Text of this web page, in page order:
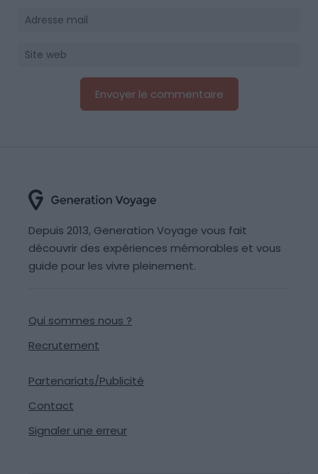
Depuis 2013, Generation Voyage vous fait
découvrir des expériences mémorables et vous
guide pour les vivre pleinement.
Qui sommes nous ?
Recrutement
Partenariats/Publicité
Contact
Signaler une erreur